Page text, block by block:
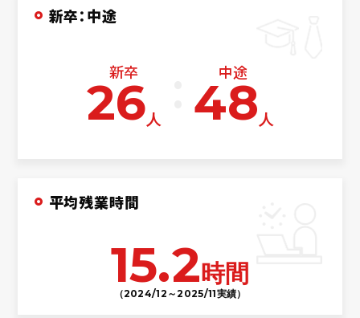
新卒：中途
新卒
26人
中途
48人
平均残業時間
15.2時間
（2024/12～2025/11実績）